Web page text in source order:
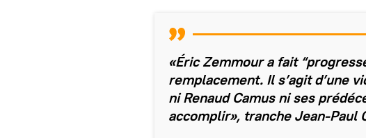
«Éric Zemmour a fait
remplacement. Il s’agit d’une
ni Renaud Camus ni ses
accomplir», tranche Jean-Paul